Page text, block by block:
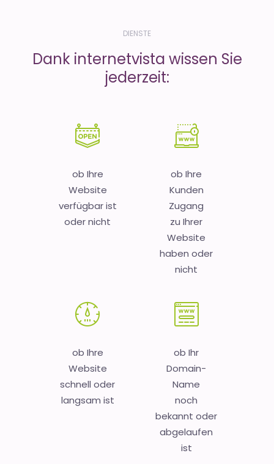
DIENSTE
Dank internetvista wissen Sie
jederzeit:
ob Ihre
Website
verfügbar ist
oder nicht
ob Ihre
Kunden
Zugang
zu Ihrer
Website
haben oder
nicht
ob Ihre
Website
schnell oder
langsam ist
ob Ihr
Domain-
Name
noch
bekannt oder
abgelaufen
ist